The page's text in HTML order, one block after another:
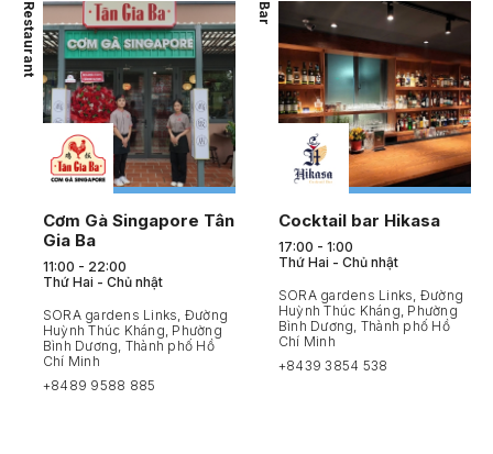
Cơm Gà Singapore Tân
Gia Ba
11:00 - 22:00
Thứ Hai - Chủ nhật
SORA gardens Links, Đường
Huỳnh Thúc Kháng, Phường
Bình Dương, Thành phố Hồ
Chí Minh
+8489 9588 885
Restaurant
Cocktail bar Hikasa
17:00 - 1:00
Thứ Hai - Chủ nhật
SORA gardens Links, Đường
Huỳnh Thúc Kháng, Phường
Bình Dương, Thành phố Hồ
Chí Minh
+8439 3854 538
Bar